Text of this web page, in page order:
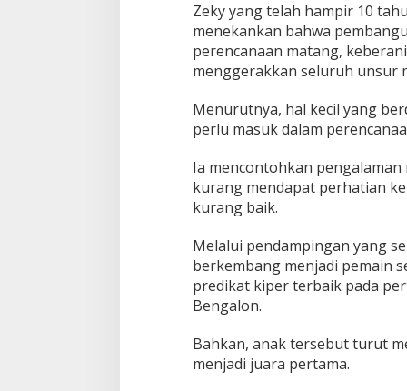
Zeky yang telah hampir 10
menekankan bahwa
perencanaan matang,
menggerakkan seluruh unsur
Menurutnya, hal kecil yang
perlu masuk dalam
Ia mencontohkan
kurang mendapat perhatian
kurang baik.
Melalui pendampingan yang
berkembang menjadi pemain
predikat kiper terbaik pada
Bengalon.
Bahkan, anak tersebut turut
menjadi juara pertama.